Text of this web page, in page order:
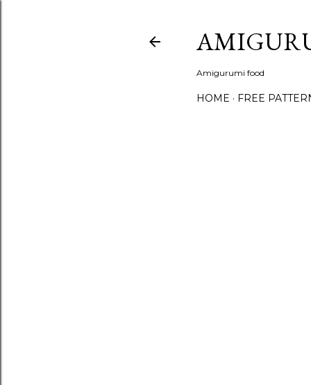
Amigurumi food
HOME FREE